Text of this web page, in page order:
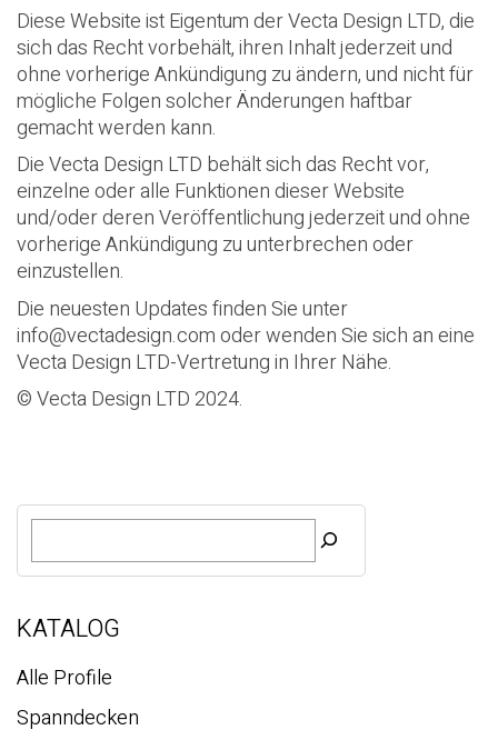
Diese Website ist Eigentum der Vecta Design LTD, die
sich das Recht vorbehält, ihren Inhalt jederzeit und
ohne vorherige Ankündigung zu ändern, und nicht für
mögliche Folgen solcher Änderungen haftbar
gemacht werden kann.
Die Vecta Design LTD behält sich das Recht vor,
einzelne oder alle Funktionen dieser Website
und/oder deren Veröffentlichung jederzeit und ohne
vorherige Ankündigung zu unterbrechen oder
einzustellen.
Die neuesten Updates finden Sie unter
info@vectadesign.comoder wenden Sie sich an eine
Vecta Design LTD-Vertretung in Ihrer Nähe.
© Vecta Design LTD 2024.
S
c
e
KATALOG
Alle Profile
Spanndecken